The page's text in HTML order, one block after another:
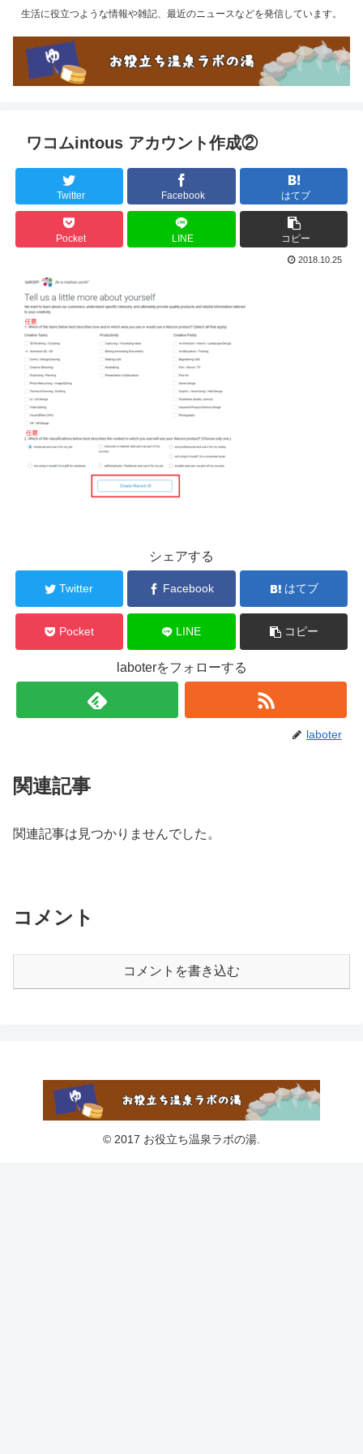
生活に役立つような情報や雑記、最近のニュースなどを発信しています。
ワコムintous アカウント作成②
Twitter Facebook はてブ
Pocket LINE コピー
2018.10.25
シェアする
Twitter Facebook はてブ
Pocket LINE コピー
laboterをフォローする
laboter
関連記事
関連記事は見つかりませんでした。
コメント
コメントを書き込む
© 2017 お役立ち温泉ラボの湯.